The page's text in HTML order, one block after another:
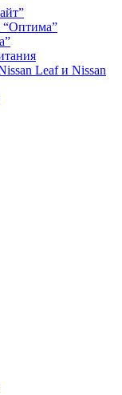
“Оптима”
Leaf и Nissan